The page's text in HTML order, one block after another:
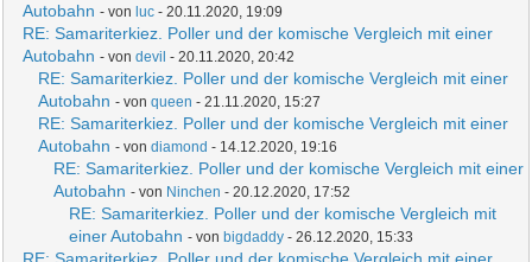
Autobahn - von luc - 20.11.2020, 19:09
RE: Samariterkiez. Poller und der komische Vergleich mit einer
Autobahn - vondevil - 20.11.2020, 20:42
RE: Samariterkiez. Poller und der komische Vergleich mit einer
Autobahn - vonqueen - 21.11.2020, 15:27
RE: Samariterkiez. Poller und der komische Vergleich mit einer
Autobahn - vondiamond - 14.12.2020, 19:16
RE: Samariterkiez. Poller und der komische Vergleich mit einer
Autobahn - von Ninchen - 20.12.2020, 17:52
RE: Samariterkiez. Poller und der komische Vergleich mit
einer Autobahn - von bigdaddy - 26.12.2020, 15:33